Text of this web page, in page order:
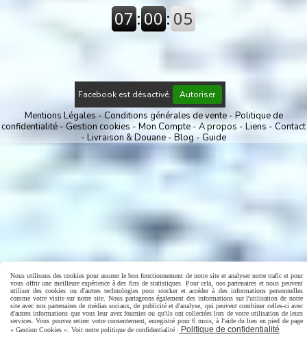
Facebook est désactivé. Autoriser
Mentions Légales Conditions générales de vente
Politique de
confidentialité
Gestion cookies Mon Compte A propos Liens
Contact
Livraison & Douane
Blog Guide
Nous utilisons des cookies pour assurer le bon fonctionnement de notre site et analyser notre trafic et pour
vous offrir une meilleure expérience à des fins de statistiques. Pour cela, nos partenaires et nous peuvent
utiliser des cookies ou d'autres technologies pour stocker et accéder à des informations personnelles
comme votre visite sur notre site. Nous partageons également des informations sur l'utilisation de notre
site avec nos partenaires de médias sociaux, de publicité et d'analyse, qui peuvent combiner celles-ci avec
d'autres informations que vous leur avez fournies ou qu'ils ont collectées lors de votre utilisation de leurs
services. Vous pouvez retirer votre consentement, enregistré pour 6 mois, à l'aide du lien en pied de page
« Gestion Cookies ». Voir notre politique de confidentialité : Politique de confidentialité